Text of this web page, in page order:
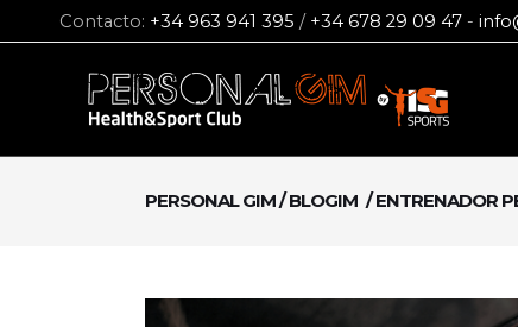
Contacto: +34 963 941 395 / +34 678 29 09 47 -
PERSONAL GIM/BLOGIM /ENTRENADOR